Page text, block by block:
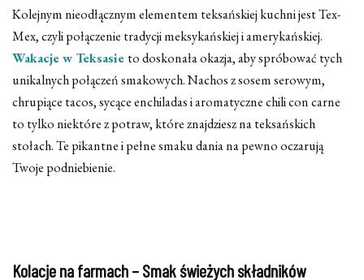
Kolejnym nieodłącznym elementem teksańskiej kuchni jest Tex-
Mex, czyli połączenie tradycji meksykańskiej i amerykańskiej.
Wakacje w Teksasie to doskonała okazja, aby spróbować tych
unikalnych połączeń smakowych. Nachos z sosem serowym,
chrupiące tacos, sycące enchiladas i aromatyczne chili con carne
to tylko niektóre z potraw, które znajdziesz na teksańskich
stołach. Te pikantne i pełne smaku dania na pewno oczarują
Twoje podniebienie.
Kolacje na farmach – Smak świeżych składników